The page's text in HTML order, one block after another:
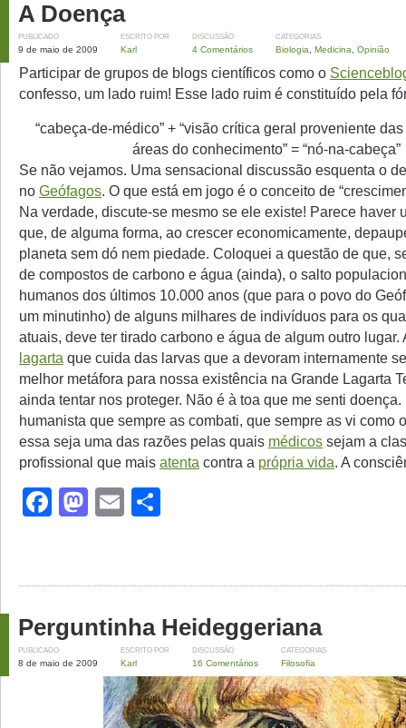
A Doença
PUBLICADO
9 de maio de 2009
ESCRITO POR
Karl
DISCUSSÃO
4 Comentários
CATEGORIAS
Biologia, Medicina, Opinião
Participar de grupos de blogs científicos como o
confesso, um lado ruim! Esse lado ruim é constituído pela
“cabeça-de-médico” + “visão crítica geral proveniente
áreas do conhecimento” = “nó-na-cabeça”
Se não vejamos. Uma sensacional discussão esquenta o
no Geófagos. O que está em jogo é o conceito de
Na verdade, discute-se mesmo se ele existe! Parece haver
que, de alguma forma, ao crescer economicamente,
planeta sem dó nem piedade. Coloquei a questão de que,
de compostos de carbono e água (ainda), o salto
humanos dos últimos 10.000 anos (que para o povo do
um minutinho) de alguns milhares de indivíduos para os
atuais, deve ter tirado carbono e água de algum outro lugar.
lagarta que cuida das larvas que a devoram internamente
melhor metáfora para nossa existência na Grande Lagarta
ainda tentar nos proteger. Não é à toa que me senti doença.
humanista que sempre as combati, que sempre as vi como
essa seja uma das razões pelas quais médicos sejam a
profissional que mais atenta contra a própria vida. A
Facebook
Mastodon
Email
Perguntinha Heideggeriana
PUBLICADO
8 de maio de 2009
ESCRITO POR
Karl
DISCUSSÃO
16 Comentários
CATEGORIAS
Filosofia